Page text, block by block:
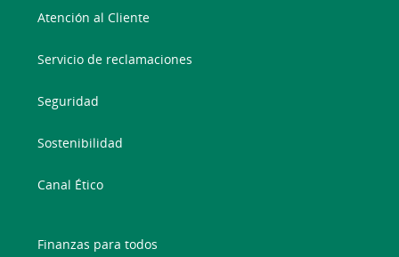
Atención al Cliente
Servicio de reclamaciones
Seguridad
Sostenibilidad
Canal Ético
Finanzas para todos